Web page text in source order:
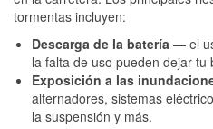
tormentas incluyen:
Descarga de la batería — el
la falta de uso pueden dejar
Exposición a las
alternadores, sistemas
la suspensión y más.